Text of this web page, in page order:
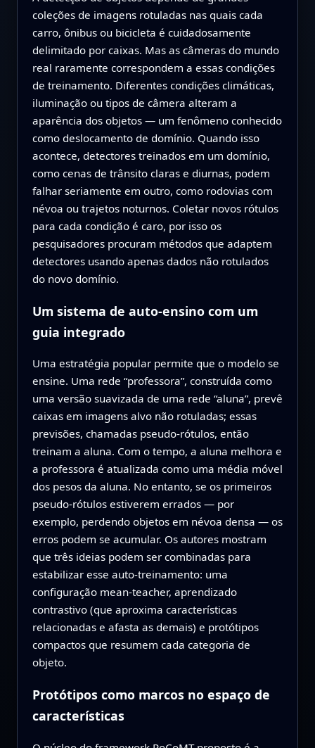
coleções de imagens rotuladas nas quais cada
carro, ônibus ou bicicleta é cuidadosamente
delimitado por caixas. Mas as câmeras do mundo
real raramente correspondem a essas condições
de treinamento. Diferentes condições climáticas,
iluminação ou tipos de câmera alteram a
aparência dos objetos — um fenômeno conhecido
como deslocamento de domínio. Quando isso
acontece, detectores treinados em um domínio,
como cenas de trânsito claras e diurnas, podem
falhar seriamente em outro, como rodovias com
névoa ou trajetos noturnos. Coletar novos rótulos
para cada condição é caro, por isso os
pesquisadores procuram métodos que adaptem
detectores usando apenas dados não rotulados
do novo domínio.
Um sistema de auto‑ensino com um
guia integrado
Uma estratégia popular permite que o modelo se
ensine. Uma rede “professora”, construída como
uma versão suavizada de uma rede “aluna”, prevê
caixas em imagens alvo não rotuladas; essas
previsões, chamadas pseudo‑rótulos, então
treinam a aluna. Com o tempo, a aluna melhora e
a professora é atualizada como uma média móvel
dos pesos da aluna. No entanto, se os primeiros
pseudo‑rótulos estiverem errados — por
exemplo, perdendo objetos em névoa densa — os
erros podem se acumular. Os autores mostram
que três ideias podem ser combinadas para
estabilizar esse auto‑treinamento: uma
configuração mean‑teacher, aprendizado
contrastivo (que aproxima características
relacionadas e afasta as demais) e protótipos
compactos que resumem cada categoria de
objeto.
Protótipos como marcos no espaço de
características